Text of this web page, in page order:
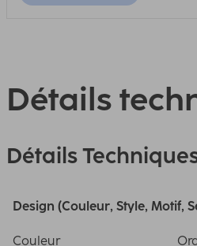
Détails
Détails
Design (Couleur, Style, Motif,
Couleur